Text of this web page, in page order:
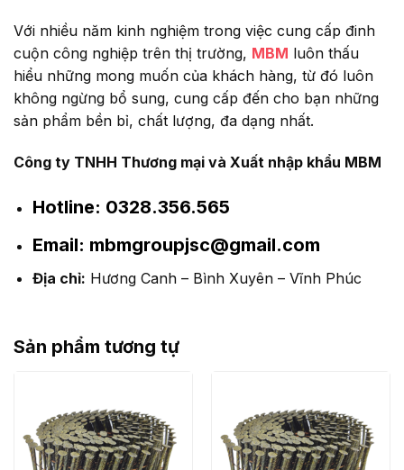
Với nhiều năm kinh nghiệm trong việc cung cấp đinh
cuộn công nghiệp trên thị trường, MBM luôn thấu
hiểu những mong muốn của khách hàng, từ đó luôn
không ngừng bổ sung, cung cấp đến cho bạn những
sản phẩm bền bỉ, chất lượng, đa dạng nhất.
Công ty TNHH Thương mại và Xuất nhập khẩu MBM
Hotline: 0328.356.565
Email: mbmgroupjsc@gmail.com
Địa chỉ: Hương Canh – Bình Xuyên – Vĩnh Phúc
Sản phẩm tương tự